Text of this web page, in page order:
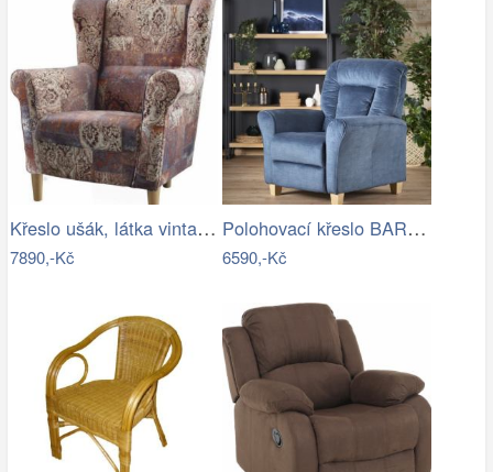
Křeslo ušák, látka vintage hnědá 1026,…
7890,-Kč
Polohovací křeslo BARD Halmar
6590,-Kč